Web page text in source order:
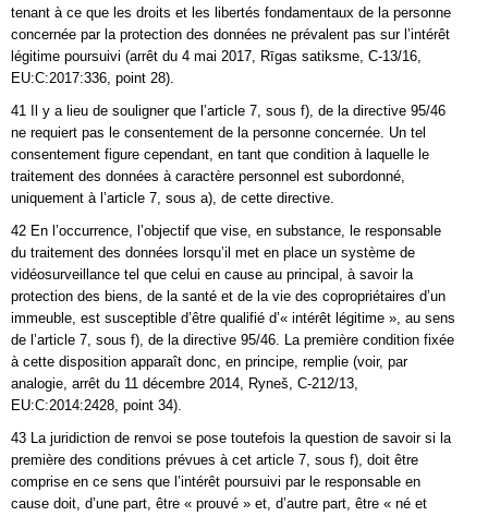
tenant à ce que les droits et les libertés fondamentaux de la personne
concernée par la protection des données ne prévalent pas sur l’intérêt
légitime poursuivi (arrêt du 4 mai 2017, Rīgas satiksme, C‑13/16,
EU:C:2017:336, point 28).
41 Il y a lieu de souligner que l’article 7, sous f), de la directive 95/46
ne requiert pas le consentement de la personne concernée. Un tel
consentement figure cependant, en tant que condition à laquelle le
traitement des données à caractère personnel est subordonné,
uniquement à l’article 7, sous a), de cette directive.
42 En l’occurrence, l’objectif que vise, en substance, le responsable
du traitement des données lorsqu’il met en place un système de
vidéosurveillance tel que celui en cause au principal, à savoir la
protection des biens, de la santé et de la vie des copropriétaires d’un
immeuble, est susceptible d’être qualifié d’« intérêt légitime », au sens
de l’article 7, sous f), de la directive 95/46. La première condition fixée
à cette disposition apparaît donc, en principe, remplie (voir, par
analogie, arrêt du 11 décembre 2014, Ryneš, C‑212/13,
EU:C:2014:2428, point 34).
43 La juridiction de renvoi se pose toutefois la question de savoir si la
première des conditions prévues à cet article 7, sous f), doit être
comprise en ce sens que l’intérêt poursuivi par le responsable en
cause doit, d’une part, être « prouvé » et, d’autre part, être « né et